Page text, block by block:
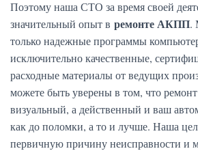
Поэтому наша СТО за время своей
значительный опыт в ремонте АКПП.
только надежные программы
исключительно качественные,
расходные материалы от ведущих
можете быть уверены в том, что
визуальный, а действенный и ваш
как до поломки, а то и лучше. Наша
первичную причину неисправности и